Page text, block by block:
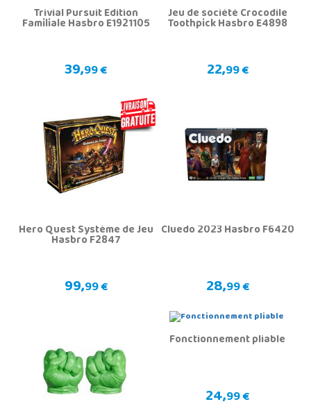
Trivial Pursuit Édition
Familiale Hasbro E1921105
39,99 €
Jeu de société Crocodile
Toothpick Hasbro E4898
22,99 €
Hero Quest Système de Jeu
Hasbro F2847
99,99 €
Cluedo 2023 Hasbro F6420
28,99 €
Fonctionnement pliable
24,99 €